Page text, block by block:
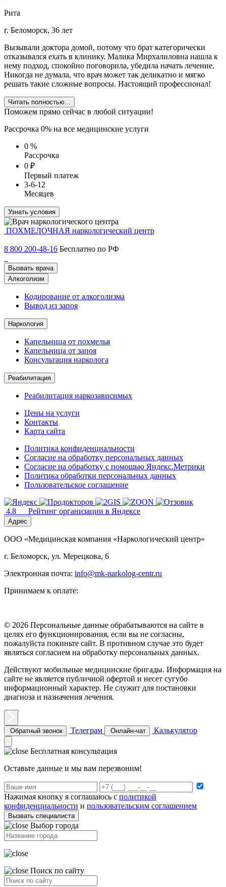
Рита
г. Беломорск, 36 лет
Вызывали доктора домой, потому что брат категорически
отказывался ехать в клинику. Малика Мирхалиловна нашла к
нему подход, спокойно поговорила, убедила начать лечение.
Никогда не думала, что врач может так деликатно и мягко
решать такие сложные вопросы. Настоящий профессионал!
Читать полностью...
Поможем прямо сейчас в любой ситуации!
Рассрочка 0% на все медицинские услуги
0 %
Рассрочка
0 ₽
Первый платеж
3-6-12
Месяцев
Узнать условия
ПОХМЕЛОЧНАЯ наркологический центр
8 800 200-48-16 Бесплатно по РФ
Вызвать врача
Алкоголизм
Кодирование от алкоголизма
Вывод из запоя
Наркология
Капельница от похмелья
Капельница от запоя
Консультация нарколога
Реабилитация
Реабилитация наркозависимых
Цены на услуги
Контакты
Карта сайта
Политика конфиденциальности
Согласие на обработку персональных данных
Согласие на обработку с помощью Яндекс.Метрики
Политика обработки персональных данных
Пользовательское соглашение
4.8 Рейтинг организации в Яндексе
Адрес
ООО «Медицинская компания «Наркологический центр»
г. Беломорск, ул. Мерецкова, 6
Электронная почта: info@mk-narkolog-centr.ru
Принимаем к оплате:
© 2026 Персональные данные обрабатываются на сайте в
целях его функционирования, если вы не согласны,
пожалуйста покиньте сайт. В противном случае это будет
являться согласием на обработку персональных данных.
Действуют мобильные медицинские бригады. Информация на
сайте не является публичной офертой и несет сугубо
информационный характер. Не служит для постановки
диагноза и назначения лечения.
Обратный звонок Телеграм Онлайн-чат Калькулятор
Бесплатная консультация
Оставьте данные и мы вам перезвоним!
Нажимая кнопку я соглашаюсь с политикой
конфиденциальности и пользовательским соглашением
Вызвать специалиста
Выбор города
Поиск по сайту